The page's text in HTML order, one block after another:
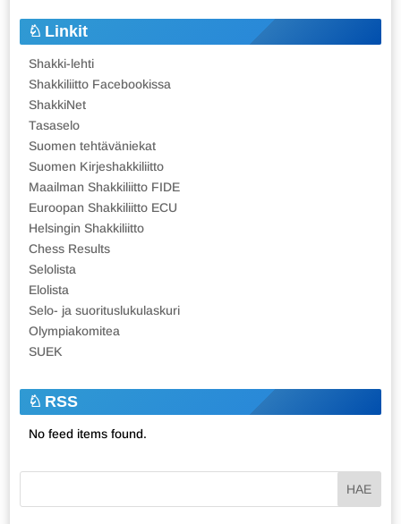
Linkit
Shakki-lehti
Shakkiliitto Facebookissa
ShakkiNet
Tasaselo
Suomen tehtäväniekat
Suomen Kirjeshakkiliitto
Maailman Shakkiliitto FIDE
Euroopan Shakkiliitto ECU
Helsingin Shakkiliitto
Chess Results
Selolista
Elolista
Selo- ja suorituslukulaskuri
Olympiakomitea
SUEK
RSS
No feed items found.